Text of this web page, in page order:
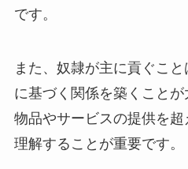
です。
また、奴隷が主に貢ぐこ
に基づく関係を築くこと
物品やサービスの提供を
理解することが重要です。